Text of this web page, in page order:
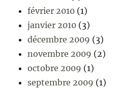
février 2010 (1)
janvier 2010 (3)
décembre 2009 (3)
novembre 2009 (2)
octobre 2009 (1)
septembre 2009 (1)